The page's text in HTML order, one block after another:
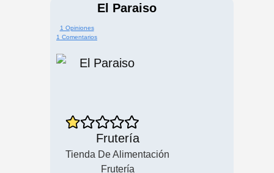
El Paraiso
1 Opiniones
1 Comentarios
Frutería
Tienda De Alimentación
Frutería